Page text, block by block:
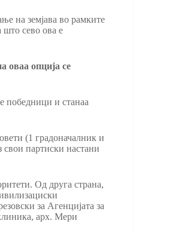
на земјава во рамките
што сево ова е
оваа опција се
победници и станаа
(1 градоначалник и
свои партиски настани
Од друга страна,
за Агенцијата за
арх. Мери